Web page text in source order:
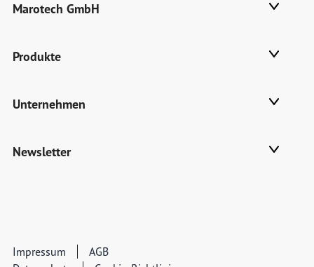
Marotech GmbH
Produkte
Unternehmen
Newsletter
Impressum
AGB